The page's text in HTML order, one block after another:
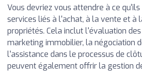
Vous devriez vous attendre à ce
services liés à l'achat, à la vente et à
propriétés. Cela inclut l'évaluation
marketing immobilier, la négociation
l'assistance dans le processus de
peuvent également offrir la gestion